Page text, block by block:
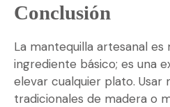
Conclusión
La mantequilla artesanal es
ingrediente básico; es una
elevar cualquier plato. Usar
tradicionales de madera o